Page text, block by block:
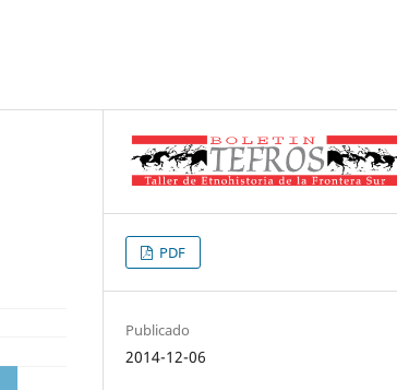
PDF
Publicado
2014-12-06